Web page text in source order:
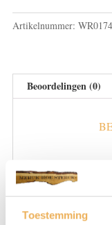
Toestemming
Artikelnummer:
Beoordelingen (0)
Er zijn nog
Wees de eerste